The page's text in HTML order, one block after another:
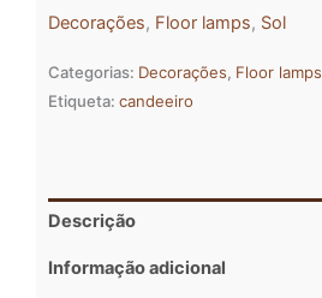
Decorações, Floor lamps, Sol
Categorias: Decorações, Floor lamps
Etiqueta: candeeiro
Descrição
Informação adicional